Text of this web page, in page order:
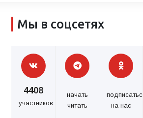
Мы в соцсетях
4408
участников
начать
читать
подписаться
на нас